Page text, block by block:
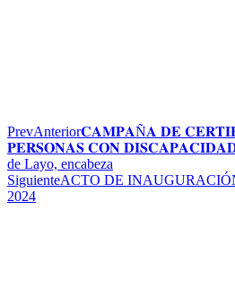
PrevAnterior𝐂𝐀𝐌𝐏𝐀Ñ𝐀 𝐃𝐄
𝐏𝐄𝐑𝐒𝐎𝐍𝐀𝐒 𝐂𝐎𝐍 𝐃𝐈𝐒𝐂𝐀𝐏𝐀𝐂𝐈𝐃𝐀𝐃
de Layo, encabeza
SiguienteACTO DE
2024